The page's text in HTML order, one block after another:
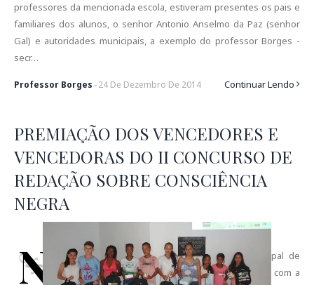
professores da mencionada escola, estiveram presentes os pais e
familiares dos alunos, o senhor Antonio Anselmo da Paz (senhor
Gal) e autoridades municipais, a exemplo do professor Borges -
secr…
Professor Borges -24 De Dezembro De 2014 Continuar Lendo
PREMIAÇÃO DOS VENCEDORES E
VENCEDORAS DO II CONCURSO DE
REDAÇÃO SOBRE CONSCIÊNCIA
NEGRA
N
a última sexta-feira (05/12) a Secretaria Municipal de
Promoção da Igualdade – SEPROMI em parceria com a